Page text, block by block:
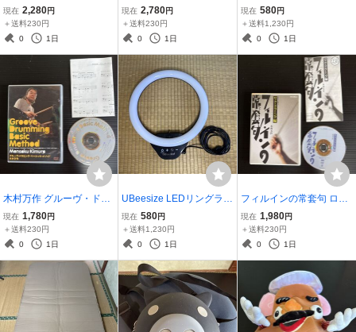
スティーヴ・ガッド DVD
日本語対訳書付き ドラム
教則
現在 2,280円
＋送料230円
0
1日
「レディ・イン・ザ・バ
ルコニー：ロックダウ
ン・セッションズ」Blu-ra
現在 2,780円
＋送料230円
0
1日
5cm 三脚付き USB給電式
調光可能 撮影 配信 動画撮
影
現在 580円
＋送料1,230円
0
1日
木村万作 グルーヴ・ドラ
ミング・ベーシック・メ
ソッド DVD ドラム教則
現在 1,780円
＋送料230円
0
1日
UBeesize LEDリングライ
ト 直径24.5cm USB給電
式 撮影照明 配信ライト
現在 580円
＋送料1,230円
0
1日
フィルインの常套句 ロッ
ク・ドラミング編 木村万
作 DVD 楽譜付き ドラム
教則
現在 1,980円
＋送料230円
0
1日